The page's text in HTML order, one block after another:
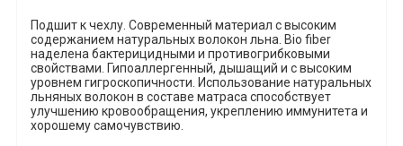
Подшит к чехлу. Современный материал с высоким
содержанием натуральных волокон льна. Bio fiber
наделена бактерицидными и противогрибковыми
свойствами. Гипоаллергенный, дышащий и с высоким
уровнем гигроскопичности. Использование натуральных
льняных волокон в составе матраса способствует
улучшению кровообращения, укреплению иммунитета и
хорошему самочувствию.